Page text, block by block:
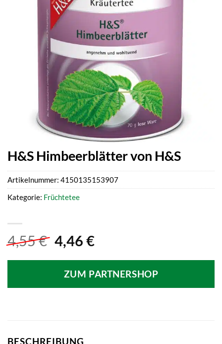
H&S Himbeerblätter von H&S
4,55€ Ursprünglicher
war:
4,55 €
4,46 €Aktueller
ist:
4,46 €.
ZUM PARTNERSHOP
Artikelnummer: 4150135153907
Kategorie: Früchtetee
BESCHREIBUNG